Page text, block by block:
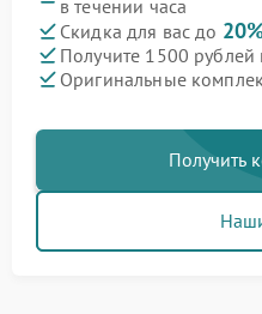
в течении часа
Скидка для вас до
Получите 1500 рублей
Оригинальные
Получить